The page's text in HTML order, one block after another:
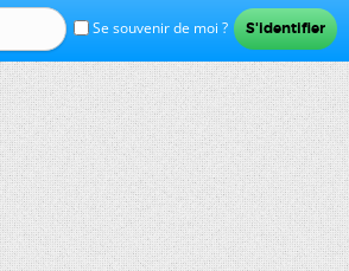
Se souvenir de moi ?